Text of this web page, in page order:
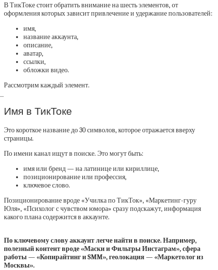
В ТикТоке стоит обратить внимание на шесть элементов, от
оформления которых зависит привлечение и удержание пользователей:
имя,
название аккаунта,
описание,
аватар,
ссылки,
обложки видео.
Рассмотрим каждый элемент.
Имя в ТикТоке
Это короткое название до 30 символов, которое отражается вверху
страницы.
По имени канал ищут в поиске. Это могут быть:
имя или бренд — на латинице или кириллице,
позиционирование или профессия,
ключевое слово.
Позиционирование вроде «Училка по ТикТок», «Маркетинг-гуру
Юля», «Психолог с чувством юмора» сразу подскажут, информация
какого плана содержится в аккаунте.
По ключевому слову аккаунт легче найти в поиске. Например,
полезный контент вроде «Маски и Фильтры Инстаграм», сфера
работы — «Копирайтинг и SMM», геолокация — «Маркетолог из
Москвы».